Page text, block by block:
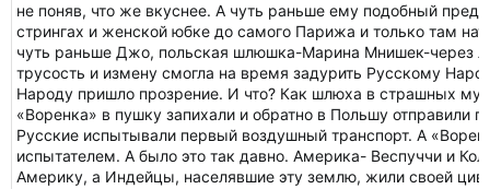
не поняв, что же вкуснее. А чуть раньше ему подобный
стрингах и женской юбке до самого Парижа и только там
чуть раньше Джо, польская шлюшка-Марина Мнишек-через
трусость и измену смогла на время задурить Русскому
Народу пришло прозрение. И что? Как шлюха в страшных
«Воренка» в пушку запихали и обратно в Польшу отправили
Русские испытывали первый воздушный транспорт. А
испытателем. А было это так давно. Америка- Веспуччи и
Америку, а Индейцы, населявшие эту землю, жили своей